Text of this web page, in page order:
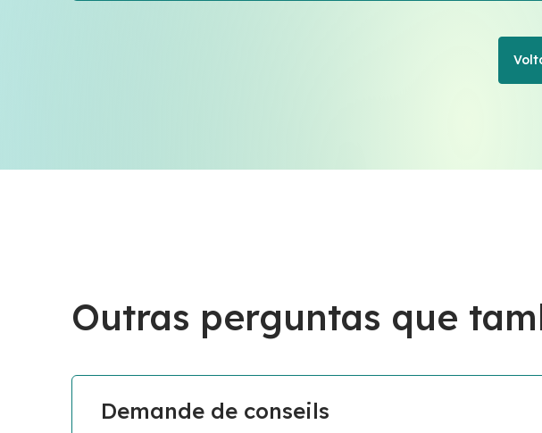
Outras perguntas que
Demande de conseils